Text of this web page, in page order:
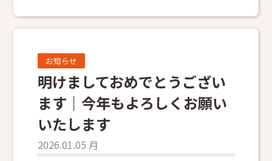
お知らせ
明けましておめでとうござい
ます｜今年もよろしくお願い
いたします
2026.01.05 月